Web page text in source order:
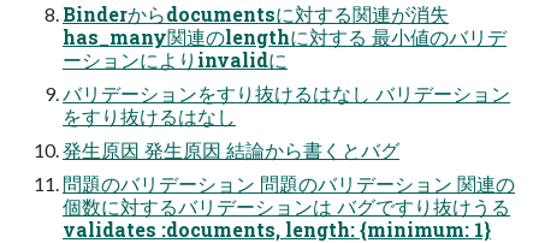
Binderからdocumentsに対する関連が消失
has_many関連のlengthに対する 最小値のバリデ
ーションによりinvalidに
バリデーションをすり抜けるはなし バリデーション
をすり抜けるはなし
発生原因 発生原因 結論から書くとバグ
問題のバリデーション 問題のバリデーション 関連の
個数に対するバリデーションは バグですり抜けうる
validates :documents, length: {minimum: 1}